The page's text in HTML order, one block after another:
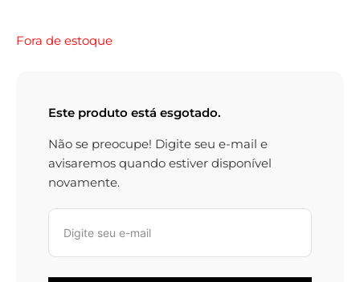
Fora de estoque
Este produto está esgotado.
Não se preocupe! Digite seu e-mail e
avisaremos quando estiver disponível
novamente.